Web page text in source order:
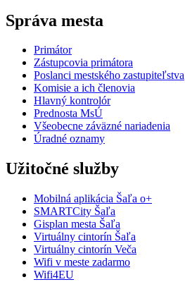
Správa mesta
Primátor
Zástupcovia primátora
Poslanci mestského zastupiteľstva
Komisie a ich členovia
Hlavný kontrolór
Prednosta MsÚ
Všeobecne záväzné nariadenia
Úradné oznamy
Užitočné služby
Mobilná aplikácia Šaľa o+
SMARTCity Šaľa
Gisplan mesta Šaľa
Virtuálny cintorín Šaľa
Virtuálny cintorín Veča
Wifi v meste zadarmo
Wifi4EU